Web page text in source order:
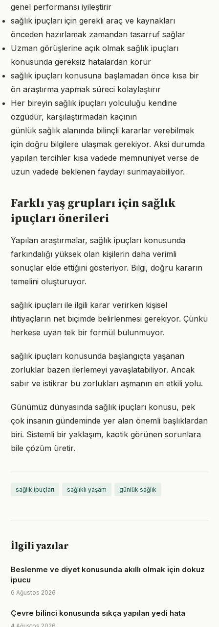
genel performansı iyileştirir
sağlık ipuçları için gerekli araç ve kaynakları
önceden hazırlamak zamandan tasarruf sağlar
Uzman görüşlerine açık olmak sağlık ipuçları
konusunda gereksiz hatalardan korur
sağlık ipuçları konusuna başlamadan önce kısa bir
ön araştırma yapmak süreci kolaylaştırır
Her bireyin sağlık ipuçları yolculuğu kendine
özgüdür, karşılaştırmadan kaçının
günlük sağlık alanında bilinçli kararlar verebilmek
için doğru bilgilere ulaşmak gerekiyor. Aksi durumda
yapılan tercihler kısa vadede memnuniyet verse de
uzun vadede beklenen faydayı sunmayabiliyor.
Farklı yaş grupları için sağlık
ipuçları önerileri
Yapılan araştırmalar, sağlık ipuçları konusunda
farkındalığı yüksek olan kişilerin daha verimli
sonuçlar elde ettiğini gösteriyor. Bilgi, doğru kararın
temelini oluşturuyor.
sağlık ipuçları ile ilgili karar verirken kişisel
ihtiyaçların net biçimde belirlenmesi gerekiyor. Çünkü
herkese uyan tek bir formül bulunmuyor.
sağlık ipuçları konusunda başlangıçta yaşanan
zorluklar bazen ilerlemeyi yavaşlatabiliyor. Ancak
sabır ve istikrar bu zorlukları aşmanın en etkili yolu.
Günümüz dünyasında sağlık ipuçları konusu, pek
çok insanın gündeminde yer alan önemli başlıklardan
biri. Sistemli bir yaklaşım, kaotik görünen sorunlara
bile çözüm üretir.
sağlık ipuçları sağlıklı yaşam günlük sağlık
İlgili yazılar
Beslenme ve diyet konusunda akıllı olmak için dokuz
ipucu
6 Ağustos 2026
Çevre bilinci konusunda sıkça yapılan yedi hata